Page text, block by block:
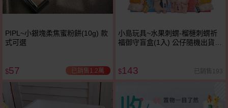
PIPL~小銀塊柔焦蜜粉餅(10g) 款
式可選
$57 已銷售1.2萬
小島玩具~水果刺蝟-榴槤刺蝟祈
福御守盲盒(1入) 公仔隨機出貨
$143 已銷售193